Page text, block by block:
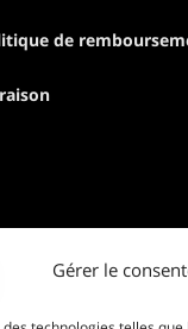
Gérer le
de